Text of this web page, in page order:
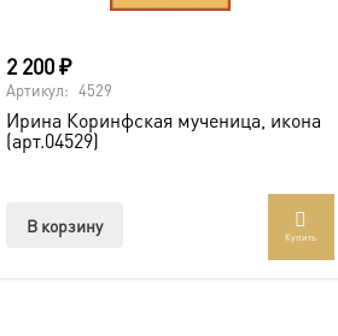
2 200₽
Артикул: 4529
Ирина Коринфская мученица, икона
(арт.04529)
В корзину
Купить